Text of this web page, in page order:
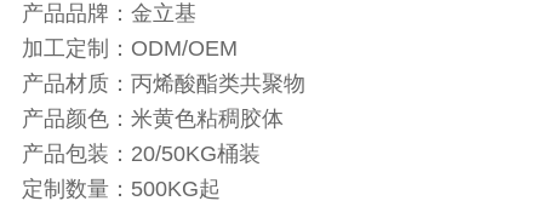
产品品牌：金立基
加工定制：ODM/OEM
产品材质：丙烯酸酯类共聚物
产品颜色：米黄色粘稠胶体
产品包装：20/50KG桶装
定制数量：500KG起